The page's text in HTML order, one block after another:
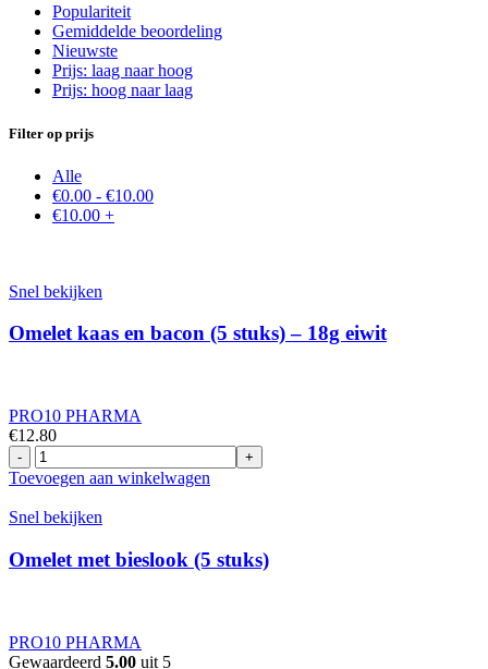
Populariteit
Gemiddelde beoordeling
Nieuwste
Prijs: laag naar hoog
Prijs: hoog naar laag
Filter op prijs
Alle
€0.00 - €10.00
€10.00 +
Snel bekijken
Omelet kaas en bacon (5 stuks) – 18g eiwit
PRO10 PHARMA
€12.80
Omelet
kaas
bacon
stuks)
-
Toevoegen aan winkelwagen
Snel bekijken
Omelet met bieslook (5 stuks)
PRO10 PHARMA
Gewaardeerd 5.00 uit 5